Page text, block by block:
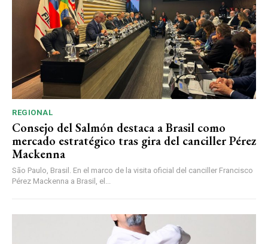
REGIONAL
Consejo del Salmón destaca a Brasil como
mercado estratégico tras gira del canciller Pérez
Mackenna
São Paulo, Brasil. En el marco de la visita oficial del canciller Francisco
Pérez Mackenna a Brasil, el...